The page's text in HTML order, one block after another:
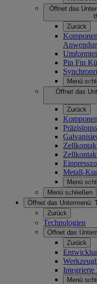
Öffnet das
Zurück
Pin Fin
Menü
Öffnet das
Zurück
Metall-
Menü
Menü schließen
Öffnet das Untermenü:
Zurück
Technologien
Öffnet das
Zurück
Integrierte
Menü